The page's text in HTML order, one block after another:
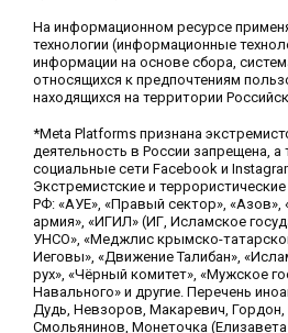
На информационном ресурсе
технологии (информационные
информации на основе сбора,
относящихся к предпочтениям
находящихся на территории
*Meta Platforms признана
деятельность в России запрещена,
социальные сети Facebook и
Экстремистские и
РФ: «АУЕ», «Правый сектор», «Азов»,
армия», «ИГИЛ» (ИГ, Исламское
УНСО», «Меджлис крымско-
Иеговы», «Движение Талибан»,
рух», «Чёрный комитет», «Мужское
Навального» и другие. Перечень
Дудь, Невзоров, Макаревич,
Смольянинов, Монеточка